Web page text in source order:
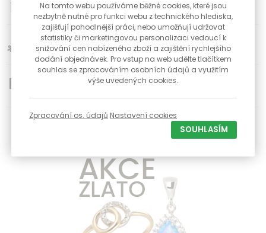
dílnou již od roku 1992
Slevy pro registravné zákazníky na vybrané produkty
Doprava zdarma od 1500 Kč
K objednávce nad 1000 Kč dárek zdarma
Na tomto webu používáme běžné cookies, které jsou
nezbytně nutné pro funkci webu z technického hlediska,
zajišťují pohodlnější práci, nebo umožňují udržovat
statistiky či marketingovou personalizaci vedoucí k
snižování cen nabízeného zboží a zajištění rychlejšího
dodání objednávek. Pro vstup na web udělte tlačítkem
souhlas se zpracováním osobních údajů a využitím
výše uvedených cookies.
Zpracování os. údajů Nastavení cookies
SOUHLASÍM